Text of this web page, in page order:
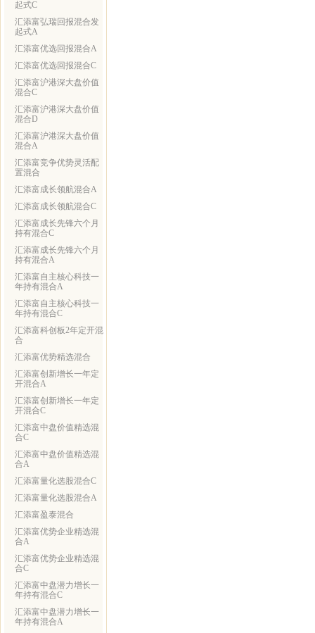
起式C
汇添富弘瑞回报混合发
起式A
汇添富优选回报混合A
汇添富优选回报混合C
汇添富沪港深大盘价值
混合C
汇添富沪港深大盘价值
混合D
汇添富沪港深大盘价值
混合A
汇添富竞争优势灵活配
置混合
汇添富成长领航混合A
汇添富成长领航混合C
汇添富成长先锋六个月
持有混合C
汇添富成长先锋六个月
持有混合A
汇添富自主核心科技一
年持有混合A
汇添富自主核心科技一
年持有混合C
汇添富科创板2年定开混
合
汇添富优势精选混合
汇添富创新增长一年定
开混合A
汇添富创新增长一年定
开混合C
汇添富中盘价值精选混
合C
汇添富中盘价值精选混
合A
汇添富量化选股混合C
汇添富量化选股混合A
汇添富盈泰混合
汇添富优势企业精选混
合A
汇添富优势企业精选混
合C
汇添富中盘潜力增长一
年持有混合C
汇添富中盘潜力增长一
年持有混合A